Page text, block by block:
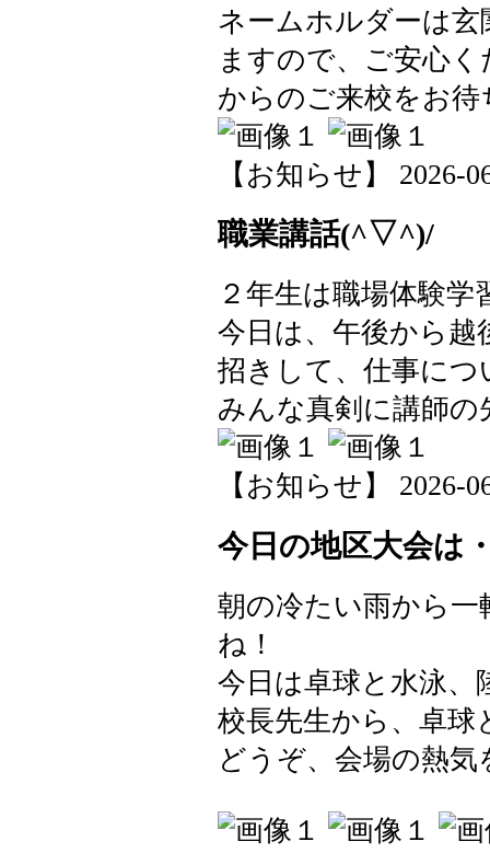
ネームホルダーは
ますので、ご安心
からのご来校をお待
【お知らせ】 2026-
職業講話(^▽^)/
２年生は職場体験
今日は、午後から越
招きして、仕事に
みんな真剣に講師
【お知らせ】 2026-
今日の地区大会は
朝の冷たい雨から
ね！
今日は卓球と水泳、
校長先生から、卓球
どうぞ、会場の熱